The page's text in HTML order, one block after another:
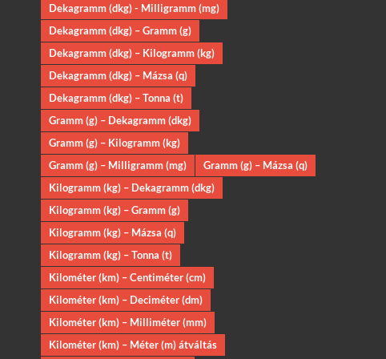
Dekagramm (dkg) - Milligramm (mg)
Dekagramm (dkg) – Gramm (g)
Dekagramm (dkg) – Kilogramm (kg)
Dekagramm (dkg) – Mázsa (q)
Dekagramm (dkg) – Tonna (t)
Gramm (g) – Dekagramm (dkg)
Gramm (g) – Kilogramm (kg)
Gramm (g) – Milligramm (mg)
Gramm (g) – Mázsa (q)
Kilogramm (kg) – Dekagramm (dkg)
Kilogramm (kg) – Gramm (g)
Kilogramm (kg) – Mázsa (q)
Kilogramm (kg) – Tonna (t)
Kilométer (km) – Centiméter (cm)
Kilométer (km) – Deciméter (dm)
Kilométer (km) – Milliméter (mm)
Kilométer (km) – Méter (m) átváltás